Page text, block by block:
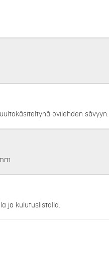
ovilehden sävyyn.
ja kulutuslistalla.